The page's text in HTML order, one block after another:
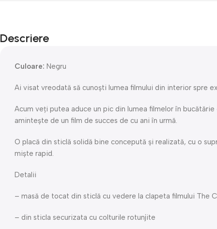
Descriere
Culoare: Negru
Ai visat vreodată să cunoști lumea filmului din interior spre
Acum veți putea aduce un pic din lumea filmelor în
amintește de un film de succes de cu ani în urmă.
O placă din sticlă solidă bine concepută și realizată, cu o
miște rapid.
Detalii
– masă de tocat din sticlă cu vedere la clapeta filmului The
– din sticla securizata cu colturile rotunjite